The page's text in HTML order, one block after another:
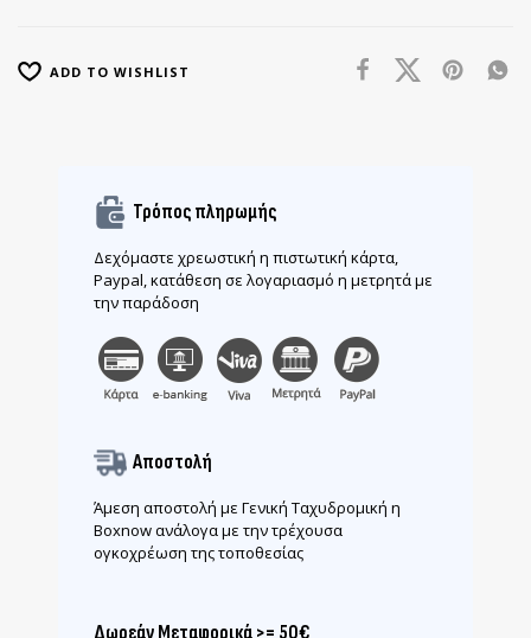
ADD TO WISHLIST
Τρόπος πληρωμής
Δεχόμαστε χρεωστική η πιστωτική κάρτα,
Paypal, κατάθεση σε λογαριασμό η μετρητά με
την παράδοση
Αποστολή
Άμεση αποστολή με Γενική Ταχυδρομική η
Boxnow ανάλογα με την τρέχουσα
ογκοχρέωση της τοποθεσίας